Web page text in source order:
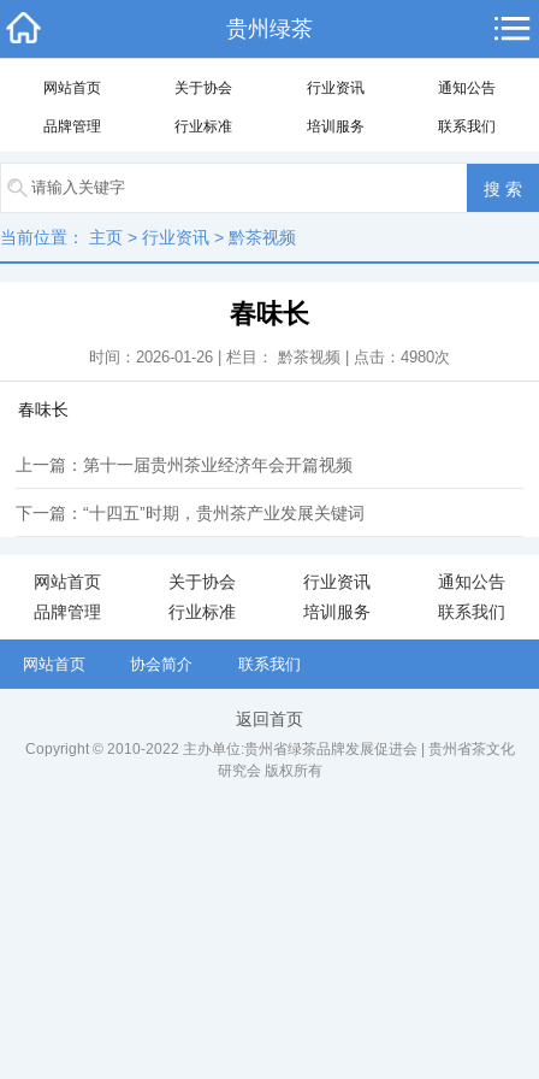
贵州绿茶
网站首页 关于协会 行业资讯 通知公告
品牌管理 行业标准 培训服务 联系我们
当前位置： 主页 > 行业资讯 > 黔茶视频
春味长
时间：2026-01-26 | 栏目： 黔茶视频 | 点击： 4980次
春味长
上一篇：第十一届贵州茶业经济年会开篇视频
下一篇：“十四五”时期，贵州茶产业发展关键词
网站首页 关于协会 行业资讯
通知公告
品牌管理
行业标准 培训服务 联系我们
网站首页 协会简介 联系我们
返回首页
Copyright © 2010-2022 主办单位:贵州省绿茶品牌发展促进会 | 贵州省茶文化
研究会 版权所有